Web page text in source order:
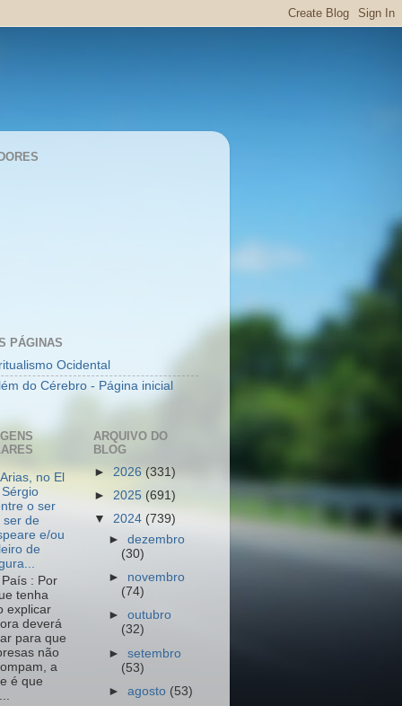
PÁGINAS
Ocidental
do Cérebro - Página inicial
no El
o ser
ser de
e/ou
de
: Por
tenha
explicar
deverá
para que
não
a
é que
ARQUIVO DO
BLOG
► 2026 (331)
► 2025 (691)
▼ 2024 (739)
►dezembro
(30)
► novembro
(74)
►outubro
(32)
►setembro
(53)
►agosto (53)